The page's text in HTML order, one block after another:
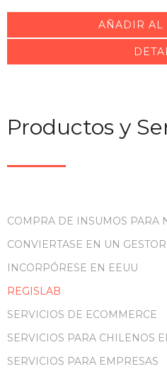
AÑADIR AL
Productos y
COMPRA DE INSUMOS PARA
CONVIERTASE EN UN
INCORPÓRESE EN EEUU
REGISLAB
SERVICIOS DE ECOMMERCE
SERVICIOS PARA CHILENOS
SERVICIOS PARA EMPRESAS